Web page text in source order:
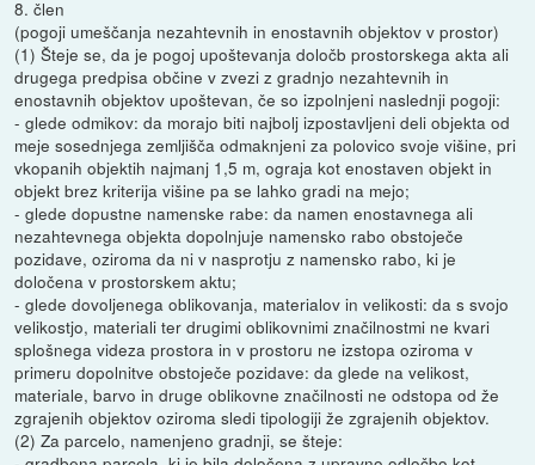
8. člen
(pogoji umeščanja nezahtevnih in enostavnih objektov v prostor)
(1) Šteje se, da je pogoj upoštevanja določb prostorskega akta ali
drugega predpisa občine v zvezi z gradnjo nezahtevnih in
enostavnih objektov upoštevan, če so izpolnjeni naslednji pogoji:
- glede odmikov: da morajo biti najbolj izpostavljeni deli objekta od
meje sosednjega zemljišča odmaknjeni za polovico svoje višine, pri
vkopanih objektih najmanj 1,5 m, ograja kot enostaven objekt in
objekt brez kriterija višine pa se lahko gradi na mejo;
- glede dopustne namenske rabe: da namen enostavnega ali
nezahtevnega objekta dopolnjuje namensko rabo obstoječe
pozidave, oziroma da ni v nasprotju z namensko rabo, ki je
določena v prostorskem aktu;
- glede dovoljenega oblikovanja, materialov in velikosti: da s svojo
velikostjo, materiali ter drugimi oblikovnimi značilnostmi ne kvari
splošnega videza prostora in v prostoru ne izstopa oziroma v
primeru dopolnitve obstoječe pozidave: da glede na velikost,
materiale, barvo in druge oblikovne značilnosti ne odstopa od že
zgrajenih objektov oziroma sledi tipologiji že zgrajenih objektov.
(2) Za parcelo, namenjeno gradnji, se šteje: